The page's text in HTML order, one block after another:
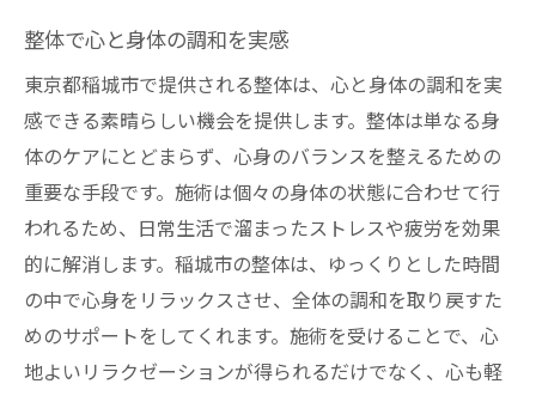
整体の力で日々の疲れをリセット
稲城市で整体を受けると感じる心地よさ
整体が持つ癒しの力を稲城市で堪能
身体と心に優しい整体の施術法
東京都稲城市で整体の魅力を再発見
整体で再発見する身体の可能性
整体で心と身体の調和を実感
東京都稲城市で提供される整体は、心と身体の調和を実
感できる素晴らしい機会を提供します。整体は単なる身
体のケアにとどまらず、心身のバランスを整えるための
重要な手段です。施術は個々の身体の状態に合わせて行
われるため、日常生活で溜まったストレスや疲労を効果
的に解消します。稲城市の整体は、ゆっくりとした時間
の中で心身をリラックスさせ、全体の調和を取り戻すた
めのサポートをしてくれます。施術を受けることで、心
地よいリラクゼーションが得られるだけでなく、心も軽